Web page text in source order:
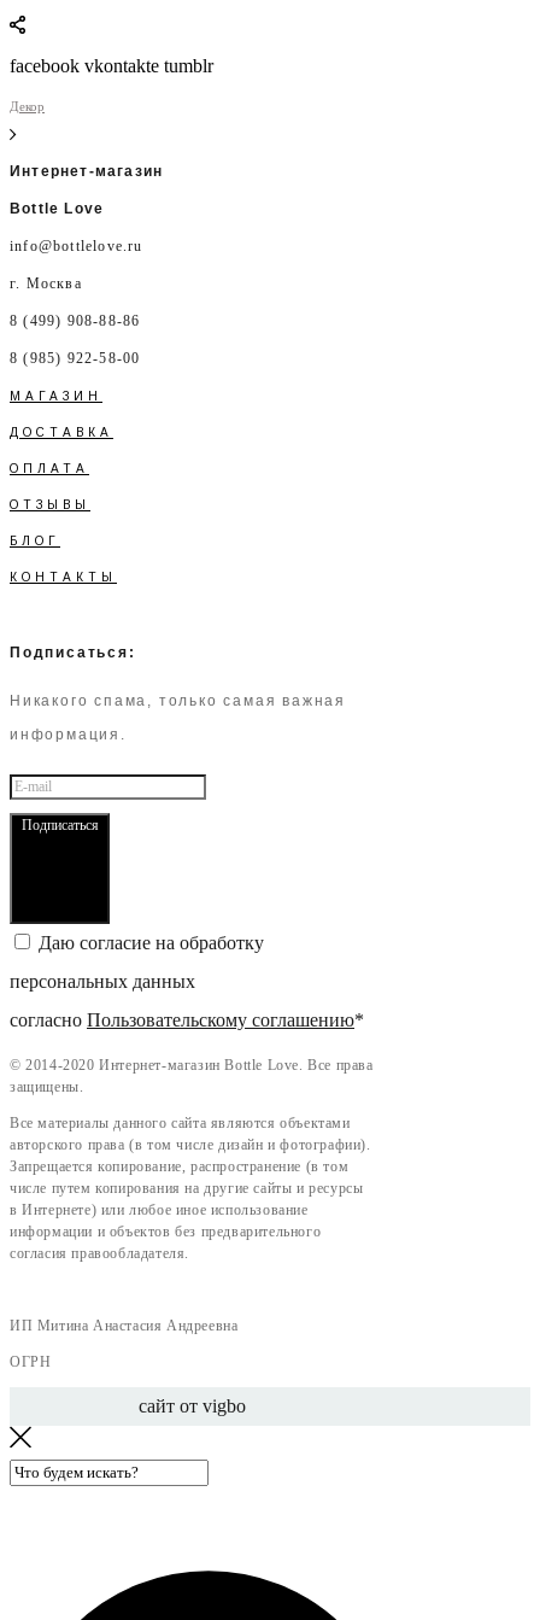
facebook vkontakte tumblr
Декор
Интернет-магазин
Bottle Love
info@bottlelove.ru
г. Москва
8 (499) 908-88-86
8 (985) 922-58-00
МАГАЗИН
ДОСТАВКА
ОПЛАТА
ОТЗЫВЫ
БЛОГ
КОНТАКТЫ
Подписаться:
Никакого спама, только самая важная
информация.
Подписаться
Даю согласие на обработку
персональных данных
согласно Пользовательскому соглашению*
©2014-2020 Интернет-магазин Bottle Love. Все права
защищены.
Все материалы данного сайта являются объектами
авторского права (в том числе дизайн и фотографии).
Запрещается копирование, распространение (в том
числе путем копирования на другие сайты и ресурсы
в Интернете) или любое иное использование
информации и объектов без предварительного
согласия правообладателя.
ИП Митина Анастасия Андреевна
ОГРН
сайт от vigbo